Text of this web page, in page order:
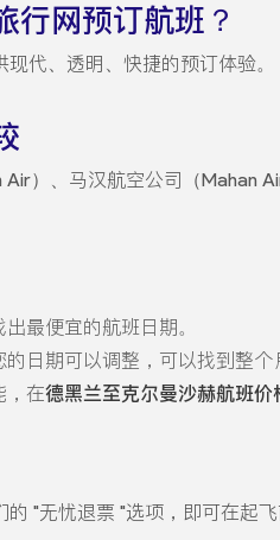
行网预订航班？
代、透明、快捷的预订体验。
Air）、马汉航空公司（Mahan
最便宜的航班日期。
的日期可以调整，可以找到整个
，在德黑兰至克尔曼沙赫航班价
"无忧退票 "选项，即可在起